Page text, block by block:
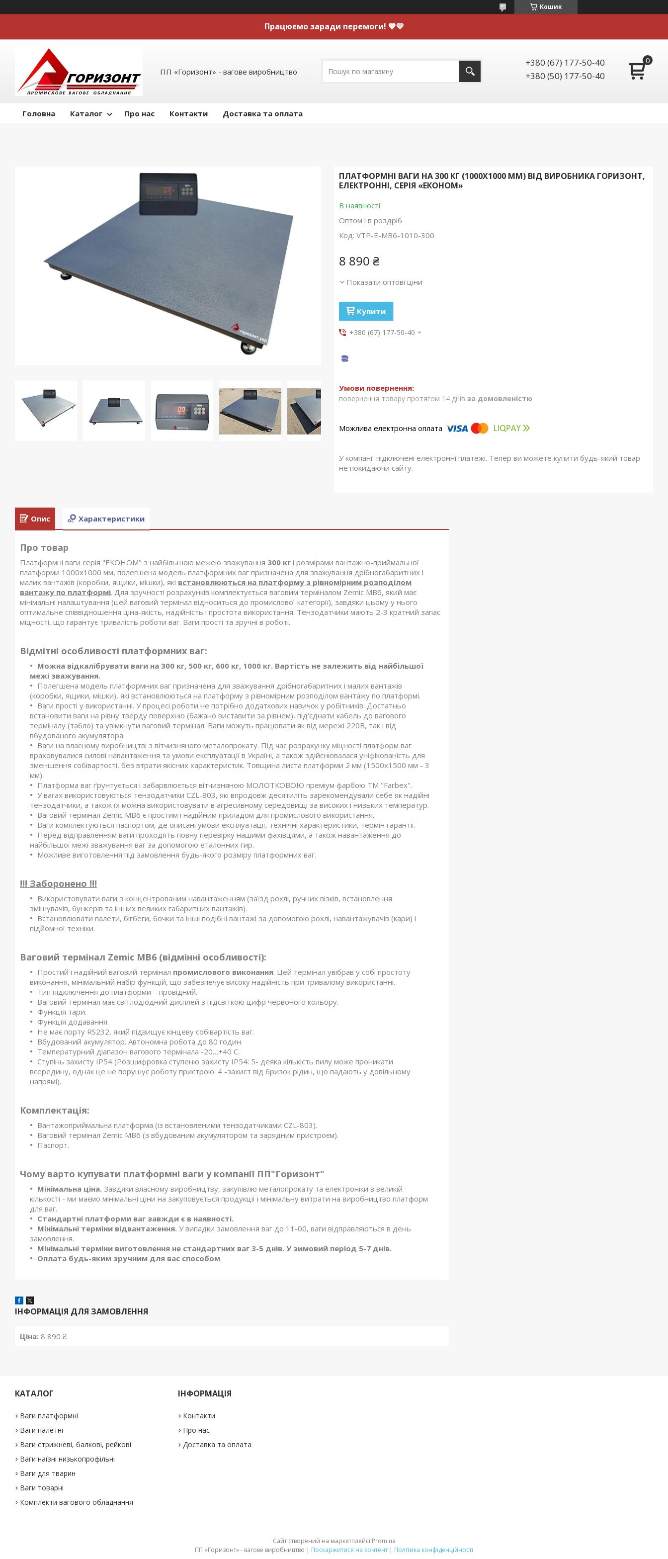
Кошик
Працюємо заради перемоги! 💙💛
ПП «Горизонт» - вагове виробництво
+380 (67) 177-50-40
+380 (50) 177-50-40
Головна Каталог Про нас Контакти Доставка та оплата
ПЛАТФОРМНІ ВАГИ НА 300 КГ (1000Х1000 ММ) ВІД ВИРОБНИКА ГОРИЗОНТ,
ЕЛЕКТРОННІ, СЕРІЯ «ЕКОНОМ»
В наявності
Оптом і в роздріб
Код: VTP-E-MB6-1010-300
8 890 ₴
Показати оптові ціни
Купити
+380 (67) 177-50-40
повернення товару протягом 14 днів за домовленістю
У компанії підключені електронні платежі. Тепер ви можете купити будь-який товар
не покидаючи сайту.
Опис Характеристики
Про товар
Платформні ваги серія "ЕКОНОМ" з найбільшою межею зважування 300 кг і розмірами вантажно-приймальної
платформи 1000х1000 мм, полегшена модель платформних ваг призначена для зважування дрібногабаритних і
малих вантажів (коробки, ящики, мішки), які встановлюються на платформу з рівномірним розподілом
вантажу по платформі. Для зручності розрахунків комплектується ваговим терміналом Zemic MB6, який має
мінімальні налаштування (цей ваговий термінал відноситься до промислової категорії), завдяки цьому у нього
оптимальне співвідношення ціна-якість, надійність і простота використання. Тензодатчики мають 2-3 кратний запас
міцності, що гарантує тривалість роботи ваг. Ваги прості та зручні в роботі.
Відмітні особливості платформних ваг:
Можна відкалібрувати ваги на 300 кг, 500 кг, 600 кг, 1000 кг. Вартість не залежить від найбільшої
межі зважування.
Полегшена модель платформних ваг призначена для зважування дрібногабаритних і малих вантажів
(коробки, ящики, мішки), які встановлюються на платформу з рівномірним розподілом вантажу по платформі.
Ваги прості у використанні. У процесі роботи не потрібно додаткових навичок у робітників. Достатньо
встановити ваги на рівну тверду поверхню (бажано виставити за рівнем), під'єднати кабель до вагового
терміналу (табло) та увімкнути ваговий термінал. Ваги можуть працювати як від мережі 220В, так і від
вбудованого акумулятора.
Ваги на власному виробництві з вітчизняного металопрокату. Під час розрахунку міцності платформ ваг
враховувалися силові навантаження та умови експлуатації в Україні, а також здійснювалася уніфікованість для
зменшення собівартості, без втрати якісних характеристик. Товщина листа платформи 2 мм (1500х1500 мм - 3
мм).
Платформа ваг ґрунтується і забарвлюється вітчизняною МОЛОТКОВОЮ преміум фарбою ТМ "Farbex".
У вагах використовуються тензодатчики CZL-803, які впродовж десятиліть зарекомендували себе як надійні
тензодатчики, а також їх можна використовувати в агресивному середовищі за високих і низьких температур.
Ваговий термінал Zemic MB6 є простим і надійним приладом для промислового використання.
Ваги комплектуються паспортом, де описані умови експлуатації, технічні характеристики, термін гарантії.
Перед відправленням ваги проходять повну перевірку нашими фахівцями, а також навантаження до
найбільшої межі зважування ваг за допомогою еталонних гир.
Можливе виготовлення під замовлення будь-якого розміру платформних ваг.
!!! Заборонено !!!
Використовувати ваги з концентрованим навантаженням (заїзд рохлі, ручних візків, встановлення
змішувачів, бункерів та інших великих габаритних вантажів).
Встановлювати палети, бігбеги, бочки та інші подібні вантажі за допомогою рохлі, навантажувачів (кари) і
підйомної техніки.
Ваговий термінал Zemic MB6 (відмінні особливості):
Простий і надійний ваговий термінал промислового виконання. Цей термінал увібрав у собі простоту
виконання, мінімальний набір функцій, що забезпечує високу надійність при тривалому використанні.
Тип підключення до платформи – провідний.
Ваговий термінал має світлодіодний дисплей з підсвіткою цифр червоного кольору.
Функція тари.
Функція додавання.
Не має порту RS232, який підвищує кінцеву собівартість ваг.
Вбудований акумулятор. Автономна робота до 80 годин.
Температурний діапазон вагового термінала -20…+40 С.
Ступінь захисту IP54 (Розшифровка ступеню захисту IP54: 5- деяка кількість пилу може проникати
всередину, однак це не порушує роботу пристрою. 4 -захист від бризок рідин, що падають у довільному
напрямі).
Комплектація:
Вантажоприймальна платформа (із встановленими тензодатчиками CZL-803).
Ваговий термінал Zemic MB6 (з вбудованим акумулятором та зарядним пристроєм).
Паспорт.
Чому варто купувати платформні ваги у компанії ПП"Горизонт"
Мінімальна ціна. Завдяки власному виробництву, закупівлю металопрокату та електроніки в великій
кількості - ми маємо мінімальні ціни на закуповується продукції і мінімальну витрати на виробництво платформ
для ваг.
Стандартні платформи ваг завжди є в наявності.
Мінімальні терміни відвантаження. У випадки замовлення ваг до 11-00, ваги відправляються в день
замовлення.
Мінімальні терміни виготовлення не стандартних ваг 3-5 днів. У зимовий період 5-7 днів.
Оплата будь-яким зручним для вас способом.
ІНФОРМАЦІЯ ДЛЯ ЗАМОВЛЕННЯ
Ціна: 8 890 ₴
КАТАЛОГ
Ваги платформні
Ваги палетні
Ваги стрижневі, балкові, рейкові
Ваги наїзні низькопрофільні
Ваги для тварин
Ваги товарні
Комплекти вагового обладнання
ІНФОРМАЦІЯ
Контакти
Про нас
Доставка та оплата
Сайт створений на маркетплейсі Prom.ua
Поскаржитися на контент Політика конфіденційності